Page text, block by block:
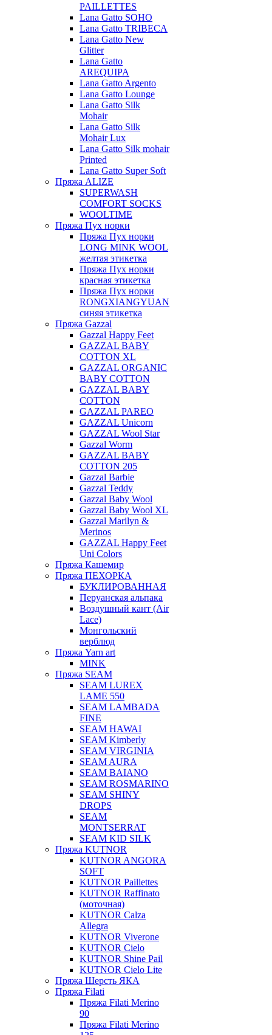
PAILLETTES
Lana Gatto SOHO
Lana Gatto TRIBECA
Lana Gatto New
Glitter
Lana Gatto
AREQUIPA
Lana Gatto Argento
Lana Gatto Lounge
Lana Gatto Silk
Mohair
Lana Gatto Silk
Mohair Lux
Lana Gatto Silk mohair
Printed
Lana Gatto Super Soft
Пряжа ALIZE
SUPERWASH
COMFORT SOCKS
WOOLTIME
Пряжа Пух норки
Пряжа Пух норки
LONG MINK WOOL
желтая этикетка
Пряжа Пух норки
красная этикетка
Пряжа Пух норки
RONGXIANGYUAN
синяя этикетка
Пряжа Gazzal
Gazzal Happy Feet
GAZZAL BABY
COTTON XL
GAZZAL ORGANIC
BABY COTTON
GAZZAL BABY
COTTON
GAZZAL PAREO
GAZZAL Unicorn
GAZZAL Wool Star
Gazzal Worm
GAZZAL BABY
COTTON 205
Gazzal Barbie
Gazzal Teddy
Gazzal Baby Wool
Gazzal Baby Wool XL
Gazzal Marilyn &
Merinos
GAZZAL Happy Feet
Uni Colors
Пряжа Кашемир
Пряжа ПЕХОРКА
БУКЛИРОВАННАЯ
Перуанская альпака
Воздушный кант (Air
Lace)
Монгольский
верблюд
Пряжа Yarn art
MINK
Пряжа SEAM
SEAM LUREX
LAME 550
SEAM LAMBADA
FINE
SEAM HAWAI
SEAM Kimberly
SEAM VIRGINIA
SEAM AURA
SEAM BAIANO
SEAM ROSMARINO
SEAM SHINY
DROPS
SEAM
MONTSERRAT
SEAM KID SILK
Пряжа KUTNOR
KUTNOR ANGORA
SOFT
KUTNOR Paillettes
KUTNOR Raffinato
(моточная)
KUTNOR Calza
Allegra
KUTNOR Viverone
KUTNOR Cielo
KUTNOR Shine Pail
KUTNOR Cielo Lite
Пряжа Шерсть ЯКА
Пряжа Filati
Пряжа Filati Merino
90
Пряжа Filati Merino